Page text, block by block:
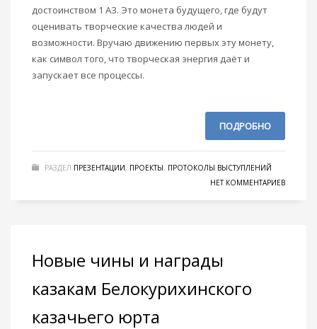
достоинством 1 АЗ. Это монета будущего, где будут
оценивать творческие качества людей и
возможности. Вручаю движению первых эту монету,
как символ того, что творческая энергия даёт и
запускает все процессы.
ПОДРОБНО
РАЗДЕЛ ПРЕЗЕНТАЦИИ, ПРОЕКТЫ, ПРОТОКОЛЫ ВЫСТУПЛЕНИЙ
НЕТ КОММЕНТАРИЕВ
Новые чины и награды
казакам Белокурихинского
казачьего юрта